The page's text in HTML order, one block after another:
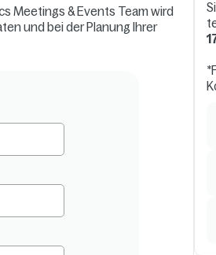
Meetings & Events Team wird
und bei der Planung Ihrer